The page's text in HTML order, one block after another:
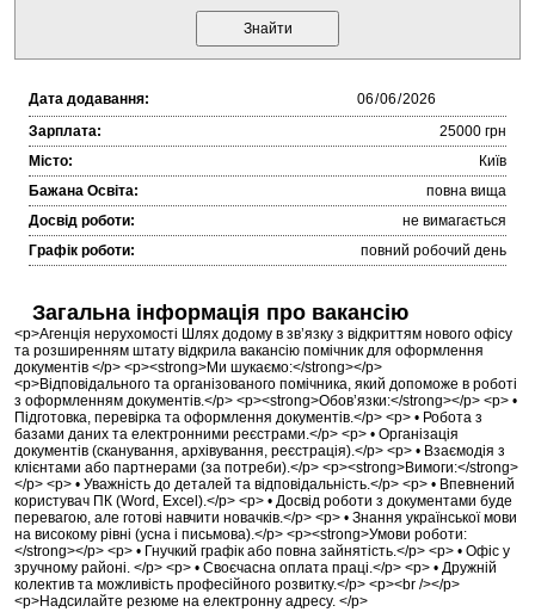
Дата додавання:
Зарплата:
25000 грн
Місто:
Київ
Бажана Освіта:
повна вища
Досвід роботи:
не вимагається
Графік роботи:
повний робочий день
Загальна інформація про вакансію
<p>Агенція нерухомості Шлях додому в зв’язку з відкриттям нового офісу
та розширенням штату відкрила вакансію помічник для оформлення
документів </p> <p><strong>Ми шукаємо:</strong></p>
<p>Відповідального та організованого помічника, який допоможе в роботі
з оформленням документів.</p> <p><strong>Обов’язки:</strong></p> <p> •
Підготовка, перевірка та оформлення документів.</p> <p> • Робота з
базами даних та електронними реєстрами.</p> <p> • Організація
документів (сканування, архівування, реєстрація).</p> <p> • Взаємодія з
клієнтами або партнерами (за потреби).</p> <p><strong>Вимоги:</strong>
</p> <p> • Уважність до деталей та відповідальність.</p> <p> • Впевнений
користувач ПК (Word, Excel).</p> <p> • Досвід роботи з документами буде
перевагою, але готові навчити новачків.</p> <p> • Знання української мови
на високому рівні (усна і письмова).</p> <p><strong>Умови роботи:
</strong></p> <p> • Гнучкий графік або повна зайнятість.</p> <p> • Офіс у
зручному районі. </p> <p> • Своєчасна оплата праці.</p> <p> • Дружній
колектив та можливість професійного розвитку.</p> <p><br /></p>
<p>Надсилайте резюме на електронну адресу. </p>